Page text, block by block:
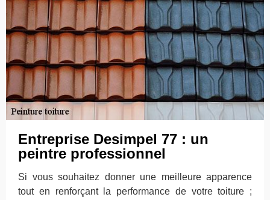
Entreprise Desimpel 77 : un
peintre professionnel
Si vous souhaitez donner une meilleure apparence
tout en renforçant la performance de votre toiture ;